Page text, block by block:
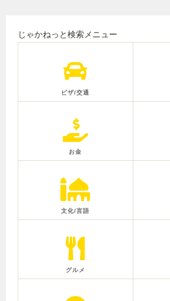
じゃかねっと検索メニュー
ビザ/交通
お金
文化/言語
グルメ